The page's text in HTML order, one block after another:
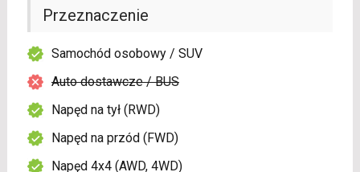
Przeznaczenie
Samochód osobowy / SUV
Auto dostawcze / BUS
Napęd na tył (RWD)
Napęd na przód (FWD)
Napęd 4x4 (AWD, 4WD)